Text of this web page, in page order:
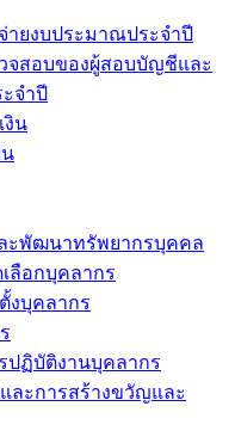
ายงบประมาณประจำปี
จสอบของผู้สอบบัญชีและ
จำปี
งิน
น
ะพัฒนาทรัพยากรบุคคล
ลือกบุคลากร
งบุคลากร
ปฏิบัติงานบุคลากร
ละการสร้างขวัญและ